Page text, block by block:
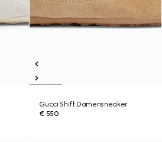
Gucci Shift Damensneaker
€ 550